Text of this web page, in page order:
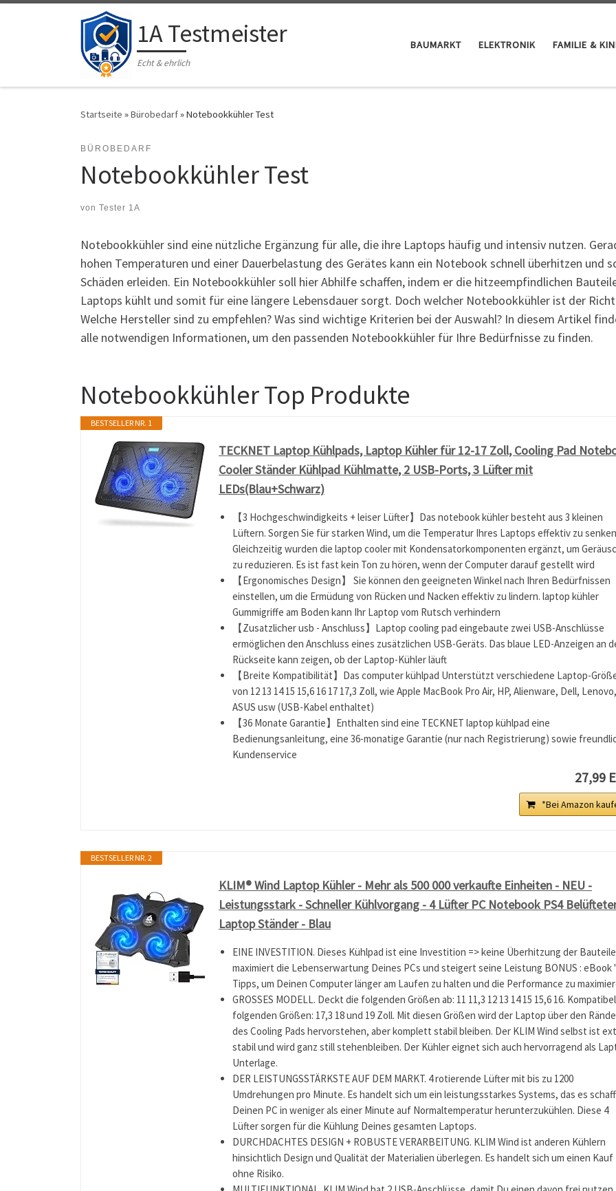
Zum Inhalt springen 1A Testmeister
Echt & ehrlich
BAUMARKT ELEKTRONIK FAMILIE &
Startseite »Bürobedarf»Notebookkühler Test
BÜROBEDARF
Notebookkühler Test
von Tester 1A
Notebookkühler sind eine nützliche Ergänzung für alle, die ihre Laptops häufig und intensiv nutzen.
hohen Temperaturen und einer Dauerbelastung des Gerätes kann ein Notebook schnell überhitzen und
Schäden erleiden. Ein Notebookkühler soll hier Abhilfe schaffen, indem er die hitzeempfindlichen
Laptops kühlt und somit für eine längere Lebensdauer sorgt. Doch welcher Notebookkühler ist der
Welche Hersteller sind zu empfehlen? Was sind wichtige Kriterien bei der Auswahl? In diesem Artikel
alle notwendigen Informationen, um den passenden Notebookkühler für Ihre Bedürfnisse zu finden.
Notebookkühler Top Produkte
BESTSELLER NR. 1
TECKNET Laptop Kühlpads, Laptop Kühler für 12-17 Zoll, Cooling Pad
Cooler Ständer Kühlpad Kühlmatte, 2 USB-Ports, 3 Lüfter mit
LEDs(Blau+Schwarz)
【3 Hochgeschwindigkeits + leiser Lüfter】Das notebook kühler besteht aus 3 kleinen
Lüftern. Sorgen Sie für starken Wind, um die Temperatur Ihres Laptops effektiv zu
Gleichzeitig wurden die laptop cooler mit Kondensatorkomponenten ergänzt, um
zu reduzieren. Es ist fast kein Ton zu hören, wenn der Computer darauf gestellt wird
【Ergonomisches Design】 Sie können den geeigneten Winkel nach Ihren Bedürfnissen
einstellen, um die Ermüdung von Rücken und Nacken effektiv zu lindern. laptop kühler
Gummigriffe am Boden kann Ihr Laptop vom Rutsch verhindern
【Zusatzlicher usb - Anschluss】Laptop cooling pad eingebaute zwei USB-Anschlüsse
ermöglichen den Anschluss eines zusätzlichen USB-Geräts. Das blaue LED-Anzeigen an
Rückseite kann zeigen, ob der Laptop-Kühler läuft
【Breite Kompatibilität】Das computer kühlpad Unterstützt verschiedene Laptop-
von 12 13 14 15 15,6 16 17 17,3 Zoll, wie Apple MacBook Pro Air, HP, Alienware, Dell, Lenovo,
ASUS usw (USB-Kabel enthaltet)
【36 Monate Garantie】Enthalten sind eine TECKNET laptop kühlpad eine
Bedienungsanleitung, eine 36-monatige Garantie (nur nach Registrierung) sowie
Kundenservice
27,99
*Bei Amazon
BESTSELLER NR. 2
KLIM® Wind Laptop Kühler - Mehr als 500 000 verkaufte Einheiten - NEU -
Leistungsstark - Schneller Kühlvorgang - 4 Lüfter PC Notebook PS4
Laptop Ständer - Blau
EINE INVESTITION. Dieses Kühlpad ist eine Investition => keine Überhitzung der
maximiert die Lebenserwartung Deines PCs und steigert seine Leistung BONUS : eBook
Tipps, um Deinen Computer länger am Laufen zu halten und die Performance zu
GROSSES MODELL. Deckt die folgenden Größen ab: 11 11,3 12 13 14 15 15,6 16.
folgenden Größen: 17,3 18 und 19 Zoll. Mit diesen Größen wird der Laptop über den
des Cooling Pads hervorstehen, aber komplett stabil bleiben. Der KLIM Wind selbst ist
stabil und wird ganz still stehenbleiben. Der Kühler eignet sich auch hervorragend als
Unterlage.
DER LEISTUNGSSTÄRKSTE AUF DEM MARKT. 4 rotierende Lüfter mit bis zu 1200
Umdrehungen pro Minute. Es handelt sich um ein leistungsstarkes Systems, das es
Deinen PC in weniger als einer Minute auf Normaltemperatur herunterzukühlen. Diese 4
Lüfter sorgen für die Kühlung Deines gesamten Laptops.
DURCHDACHTES DESIGN + ROBUSTE VERARBEITUNG. KLIM Wind ist anderen Kühlern
hinsichtlich Design und Qualität der Materialien überlegen. Es handelt sich um einen Kauf
ohne Risiko.